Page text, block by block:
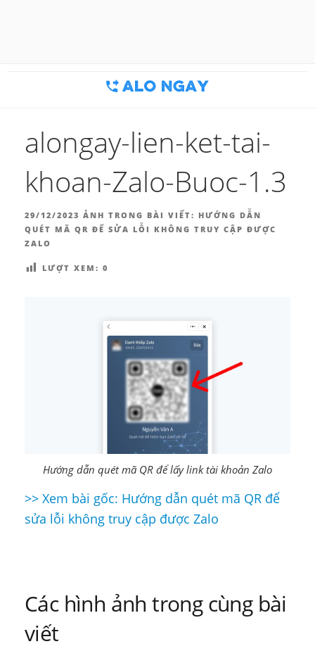
alongay-lien-ket-tai-
khoan-Zalo-Buoc-1.3
ĐĂNG
TRONG
29/12/2023 ẢNH TRONG BÀI VIẾT: HƯỚNG DẪN
QUÉT MÃ QR ĐỂ SỬA LỖI KHÔNG TRUY CẬP ĐƯỢC
ZALO
LƯỢT XEM: 0
Hướng dẫn quét mã QR để lấy link tài khoản Zalo
Điều
viết
>> Xem bài gốc: Hướng dẫn quét mã QR để
sửa lỗi không truy cập được Zalo
Các hình ảnh trong cùng bài
viết